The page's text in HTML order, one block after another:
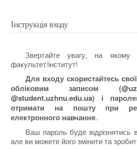
Інструкція входу
Звертайте увагу, на
факультет/інститут!
Для входу скористайтесь
обліковим записом
@student.uzhnu.edu.ua) і
отримати на пошту при
електронного навчання.
Ваш пароль буде відрізнятись
але ви можете його змінити та